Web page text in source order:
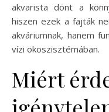
akvarista dönt a
hiszen ezek a fajták
akváriumnak, hanem
vízi ökoszisztémában.
Miért